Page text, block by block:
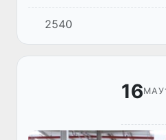
Инвестициялар,
министрі Лазиз
Путиннің елімізге
2540
16МАУ